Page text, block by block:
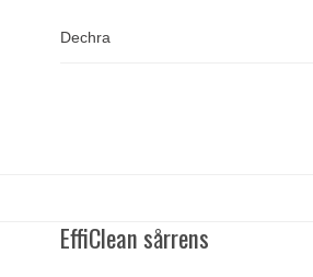
Dechra
EffiClean sårrens